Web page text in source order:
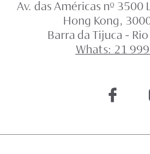
Av. das Américas nº 3500
Hong Kong,
Barra da Tijuca - Rio
Whats: 21